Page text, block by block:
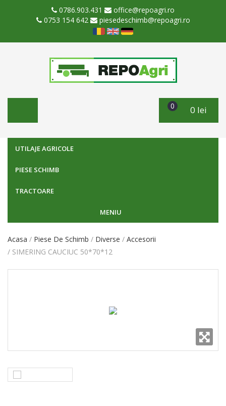
0786.903.431
office@repoagri.ro
0753 154 642
piesedeschimb@repoagri.ro
0 0 lei
UTILAJE AGRICOLE
PIESE SCHIMB
TRACTOARE
MENIU
Acasa Piese De Schimb Diverse
Accesorii
SIMERING CAUCIUC 50*70*12